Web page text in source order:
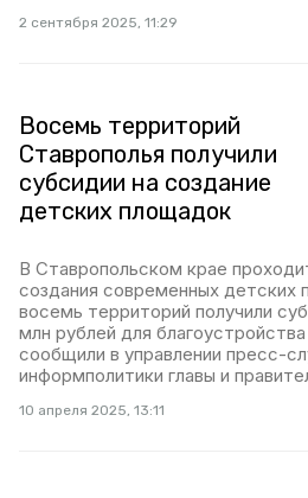
2 сентября 2025, 11:29
Восемь территорий
Ставрополья получили
субсидии на создание
детских площадок
В Ставропольском крае
создания современных детских
восемь территорий получили
млн рублей для
сообщили в управлении пресс-
информполитики главы и
10 апреля 2025, 13:11